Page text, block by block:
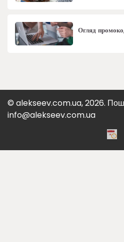
Огляд
© alekseev.com.ua, 2026.
info@alekseev.com.ua